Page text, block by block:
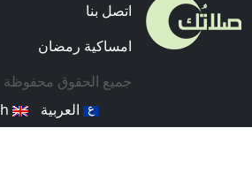
اتصل بنا
امساكية رمضان
جميع الحقوق محفوظة
العربية